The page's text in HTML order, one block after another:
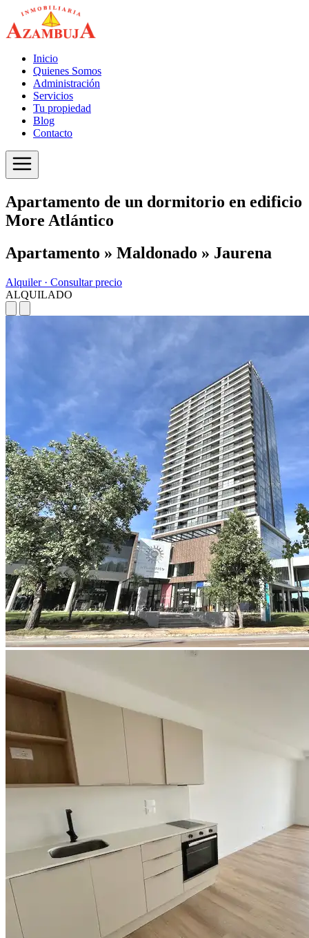
Inicio
Quienes Somos
Administración
Servicios
Tu propiedad
Blog
Contacto
Apartamento de un dormitorio en edificio
More Atlántico
Apartamento » Maldonado » Jaurena
Alquiler · Consultar precio
ALQUILADO